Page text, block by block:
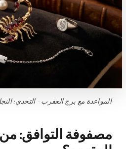
المواعدة مع برج العقرب - التحدي:
مصفوفة التوافق: